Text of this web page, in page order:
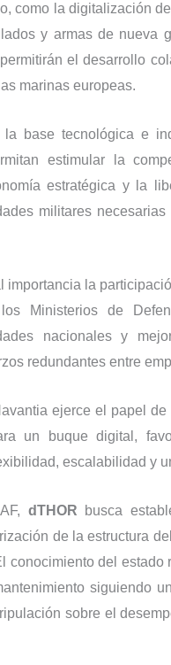
como la digitalización
y armas de nueva
el desarrollo
marinas europeas.
base tecnológica e
estimular la
estratégica y la
militares
importancia la
Ministerios de
nacionales y
redundantes entre
ejerce el papel
un buque digital,
escalabilidad y
dTHOR busca
de la estructura
conocimiento del
siguiendo
sobre el